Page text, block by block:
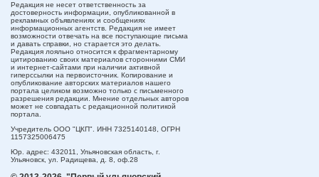
Редакция не несет ответственность за
достоверность информации, опубликованной в
рекламных объявлениях и сообщениях
информационных агентств. Редакция не имеет
возможности отвечать на все поступающие письма
и давать справки, но старается это делать.
Редакция лояльно относится к фрагментарному
цитированию своих материалов сторонними СМИ
и интернет-сайтами при наличии активной
гиперссылки на первоисточник. Копирование и
опубликование авторских материалов нашего
портала целиком возможно только с письменного
разрешения редакции. Мнение отдельных авторов
может не совпадать с редакционной политикой
портала.
Учредитель ООО "ЦКП". ИНН 7325140148, ОГРН
1157325006475
Юр. адрес: 432011, Ульяновская область, г.
Ульяновск, ул. Радищева, д. 8, оф.28